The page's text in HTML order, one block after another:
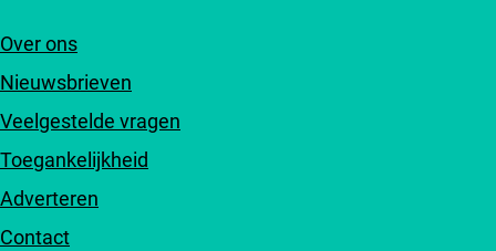
Over ons
Nieuwsbrieven
Veelgestelde vragen
Toegankelijkheid
Adverteren
Contact